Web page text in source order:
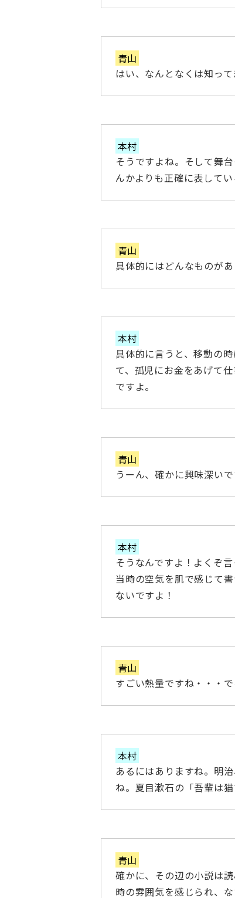
青山
はい、なんとなくは知って
本村
そうですよね。そして舞
んかよりも正確に表してい
青山
具体的にはどんなものが
本村
具体的に言うと、移動の
て、孤児にお金をあげて
ですよ。
青山
うーん、確かに興味深い
本村
そうなんですよ！よくぞ言
当時の空気を肌で感じて
ないですよ！
青山
すごい熱量ですね・・・
本村
あるにはありますね。明
ね。夏目漱石の「吾輩は
青山
確かに、その辺の小説は
時の雰囲気を感じられ、